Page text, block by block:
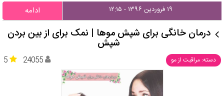
۱۹ فروردین ۱۳۹۶ - ۱۲:۱۵ ادامه
درمان خانگی برای شپش موها | نمک برای از بین بردن
شپش
دسته: مراقبت از مو 5 24055